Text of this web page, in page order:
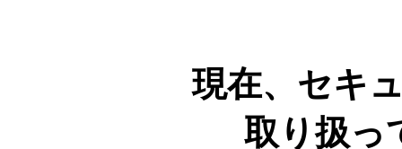
現在、セキ
取り扱っ